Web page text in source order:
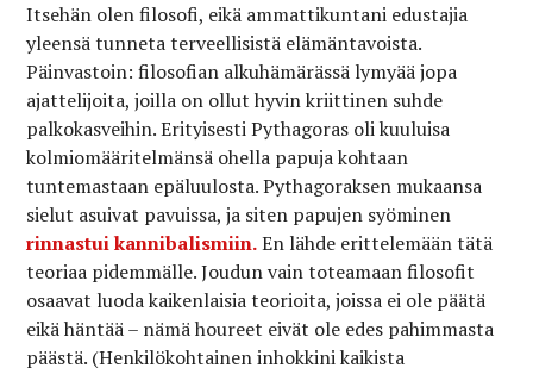
Itsehän olen filosofi, eikä ammattikuntani edustajia
yleensä tunneta terveellisistä elämäntavoista.
Päinvastoin: filosofian alkuhämärässä lymyää jopa
ajattelijoita, joilla on ollut hyvin kriittinen suhde
palkokasveihin. Erityisesti Pythagoras oli kuuluisa
kolmiomääritelmänsä ohella papuja kohtaan
tuntemastaan epäluulosta. Pythagoraksen mukaansa
sielut asuivat pavuissa, ja siten papujen syöminen
rinnastui kannibalismiin.En lähde erittelemään tätä
teoriaa pidemmälle. Joudun vain toteamaan filosofit
osaavat luoda kaikenlaisia teorioita, joissa ei ole päätä
eikä häntää – nämä houreet eivät ole edes pahimmasta
päästä. (Henkilökohtainen inhokkini kaikista